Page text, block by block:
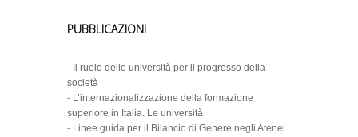
PUBBLICAZIONI
-
Il ruolo delle università per il progresso della
società
- L’internazionalizzazione della formazione
superiore in Italia. Le università
- Linee guida per il Bilancio di Genere negli Atenei